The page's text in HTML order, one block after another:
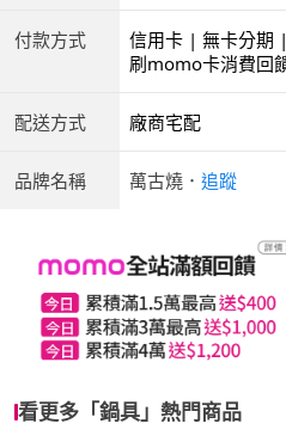
付款方式
信用卡 | 無卡分期
商付款 | ATM | 銀
刷momo卡消費回
配送方式 廠商宅配
品牌名稱 萬古燒 ． 追蹤
看更多「鍋具」熱門商品